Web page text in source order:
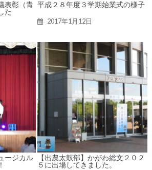
表彰（青
た
平成２８年度３学期始業式の様子
2017年1月12日
ージカル
【出農太鼓部】かがわ総文２０２
５に出場してきました。